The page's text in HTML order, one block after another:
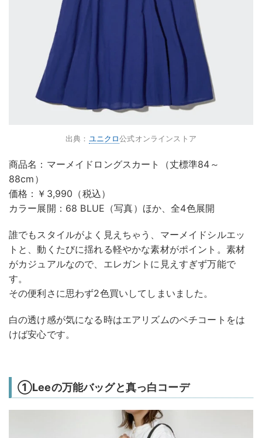
出典： ユニクロ公式オンラインストア
商品名：マーメイドロングスカート（丈標準84～
88cm）
価格：￥3,990（税込）
カラー展開：68 BLUE（写真）ほか、全4色展開
誰でもスタイルがよく見えちゃう、マーメイドシルエッ
トと、動くたびに揺れる軽やかな素材がポイント。素材
がカジュアルなので、エレガントに見えすぎず万能で
す。
その便利さに思わず2色買いしてしまいました。
白の透け感が気になる時はエアリズムのペチコートをは
けば安心です。
①Leeの万能バッグと真っ白コーデ